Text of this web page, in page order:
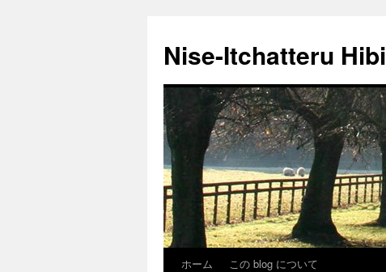
Nise-Itchatteru Hibi
ホーム この blog について